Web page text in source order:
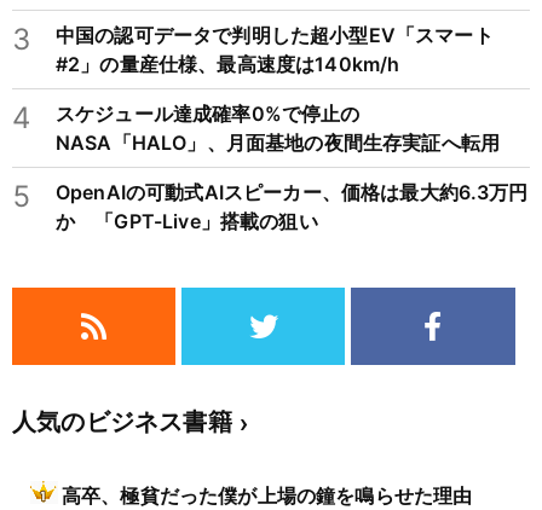
3
中国の認可データで判明した超小型EV「スマート
#2」の量産仕様、最高速度は140km/h
4
スケジュール達成確率0%で停止の
NASA「HALO」、月面基地の夜間生存実証へ転用
5
OpenAIの可動式AIスピーカー、価格は最大約6.3万円
か 「GPT-Live」搭載の狙い
人気のビジネス書籍
高卒、極貧だった僕が上場の鐘を鳴らせた理由